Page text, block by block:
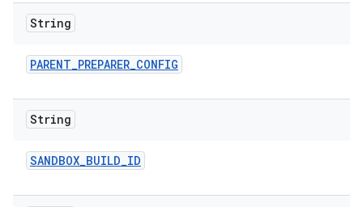
String
PARENT_PREPARER_CONFIG
String
SANDBOX_BUILD_ID